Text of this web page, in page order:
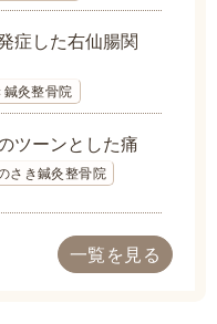
症した右仙腸関
灸整骨院
ツーンとした痛
さき鍼灸整骨院
一覧を見る